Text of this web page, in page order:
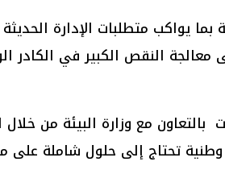
يواكب متطلبات الإدارة الحديثة
معالجة النقص الكبير في الكادر
مع وزارة البيئة من خلال
تحتاج إلى حلول شاملة على